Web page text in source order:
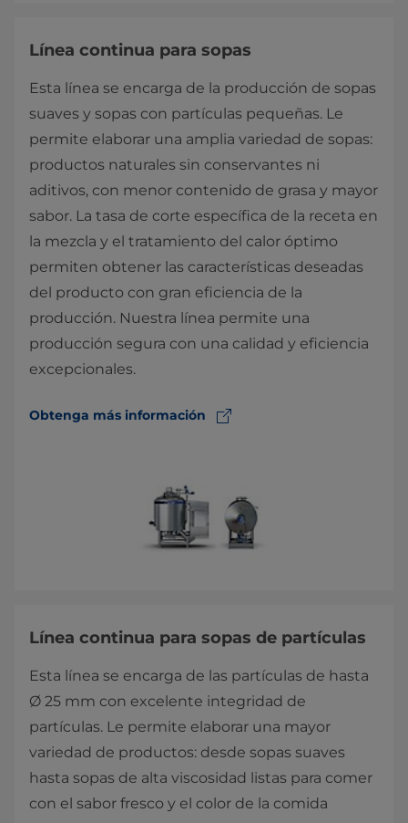
Línea continua para sopas
Esta línea se encarga de la producción de sopas
suaves y sopas con partículas pequeñas. Le
permite elaborar una amplia variedad de sopas:
productos naturales sin conservantes ni
aditivos, con menor contenido de grasa y mayor
sabor. La tasa de corte específica de la receta en
la mezcla y el tratamiento del calor óptimo
permiten obtener las características deseadas
del producto con gran eficiencia de la
producción. Nuestra línea permite una
producción segura con una calidad y eficiencia
excepcionales.
Obtenga más información
Línea continua para sopas de partículas
Esta línea se encarga de las partículas de hasta
Ø 25 mm con excelente integridad de
partículas. Le permite elaborar una mayor
variedad de productos: desde sopas suaves
hasta sopas de alta viscosidad listas para comer
con el sabor fresco y el color de la comida